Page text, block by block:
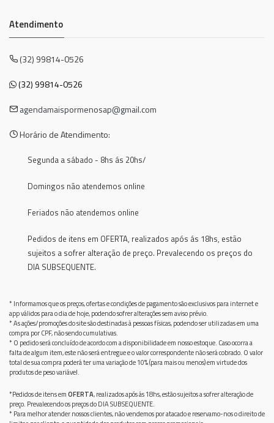
Atendimento
(32) 99814-0526
(32) 99814-0526
agendamaispormenosap@gmail.com
Horário de Atendimento:
Segunda a sábado - 8hs ás 20hs/
Domingos não atendemos online
Feriados não atendemos online
Pedidos de itens em OFERTA, realizados após ás 18hs, estão
sujeitos a sofrer alteração de preço. Prevalecendo os preços do
DIA SUBSEQUENTE.
* Informamos que os preços, ofertas e condições de pagamento são exclusivos para internet e
app válidos para o dia de hoje, podendo sofrer alterações sem aviso prévio.
* As ações/promoções do site são destinadas à pessoas físicas, podendo ser utilizadas em uma
compra por CPF, não sendo cumulativas.
* O pedido será concluído de acordo com a disponibilidade em nosso estoque. Caso ocorra a
falta de algum item, este não será entregue e o valor correspondente não será cobrado. O valor
total de sua compra poderá ter uma variação de 10% (para mais ou menos) em virtude dos
produtos de peso variável.
*Pedidos de itens emOFERTA, realizados após ás 18hs, estão sujeitos a sofrer alteração de
preço. Prevalecendo os preços do DIA SUBSEQUENTE.
* Para melhor atender nossos clientes, não vendemos por atacado e reservamo-nos o direito de